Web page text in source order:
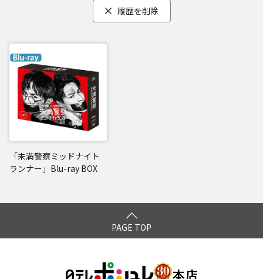
履歴を削除
「未満警察ミッドナイト
ランナー」Blu-ray BOX
PAGE TOP